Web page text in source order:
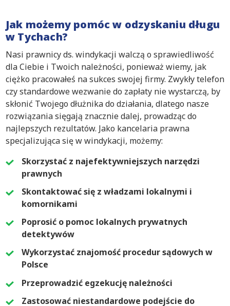
Jak możemy pomóc w odzyskaniu długu
w Tychach?
Nasi prawnicy ds. windykacji walczą o sprawiedliwość
dla Ciebie i Twoich należności, ponieważ wiemy, jak
ciężko pracowałeś na sukces swojej firmy. Zwykły telefon
czy standardowe wezwanie do zapłaty nie wystarczą, by
skłonić Twojego dłużnika do działania, dlatego nasze
rozwiązania sięgają znacznie dalej, prowadząc do
najlepszych rezultatów. Jako kancelaria prawna
specjalizująca się w windykacji, możemy:
Skorzystać z najefektywniejszych narzędzi
prawnych
Skontaktować się z władzami lokalnymi i
komornikami
Poprosić o pomoc lokalnych prywatnych
detektywów
Wykorzystać znajomość procedur sądowych w
Polsce
Przeprowadzić egzekucję należności
Zastosować niestandardowe podejście do